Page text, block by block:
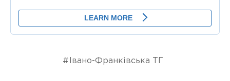
Івано-Франківська ТГ